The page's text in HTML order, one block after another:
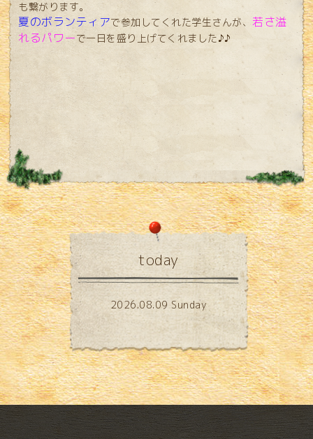
も繋がります。
夏のボランティアで参加してくれた学生さんが、若さ溢
れるパワーで一日を盛り上げてくれました♪♪
today
2026.08.09 Sunday